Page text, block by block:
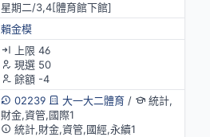
星期二/3,4[體育館下館]
賴金模
上限 46
現選 50
餘額 -4
02239
大一大二體育/
統計,
財金,資管,國際1
統計,財金,資管,國經,永續1